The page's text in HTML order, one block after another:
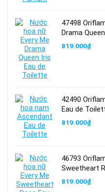
47498
Drama
819.000₫
42490
Eau de
819.000₫
46793
Sweetheart
819.000₫